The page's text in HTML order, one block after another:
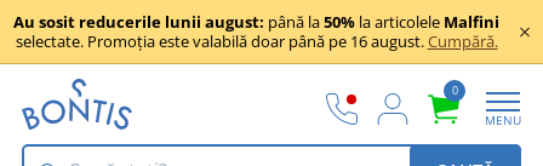
Au sosit reducerile lunii august: până la50% la articolele Malfini
selectate. Promoția este valabilă doar până pe 16 august.Cumpără.
0
MENU